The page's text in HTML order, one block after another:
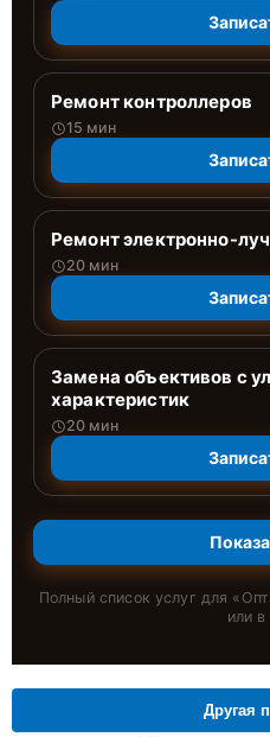
Ремонт контроллеров
15 мин
Ремонт электронно-
20 мин
Замена объективов с
характеристик
20 мин
Полный список услуг для «
или в
Другая